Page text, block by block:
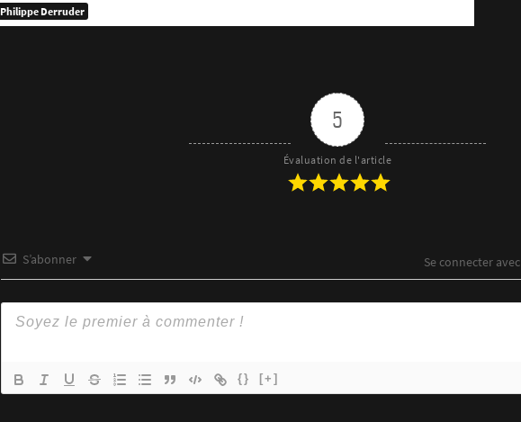
Philippe Derruder
5
Évaluation de l'article
S’abonner Se connecter avec
{} [+]